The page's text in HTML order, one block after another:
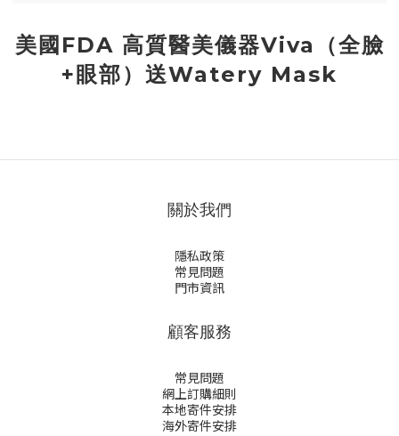
美國FDA 高質醫美儀器Viva（全臉
+眼部）送Watery Mask
關於我們
隱私政策
常見問題
門市資訊
顧客服務
常見問題
網上訂購細則
本地寄件安排
海外寄件安排